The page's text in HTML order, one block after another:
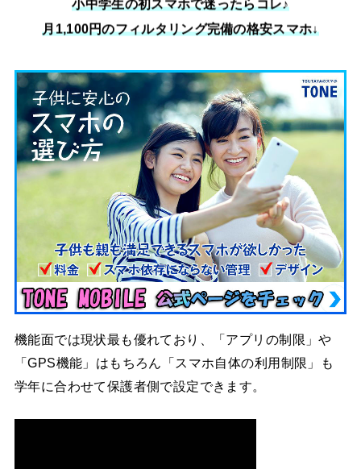
小中学生の初スマホで迷ったらコレ♪
月1,100円のフィルタリング完備の格安スマホ↓
機能面では現状最も優れており、「アプリの制限」や
「GPS機能」はもちろん「スマホ自体の利用制限」も
学年に合わせて保護者側で設定できます。